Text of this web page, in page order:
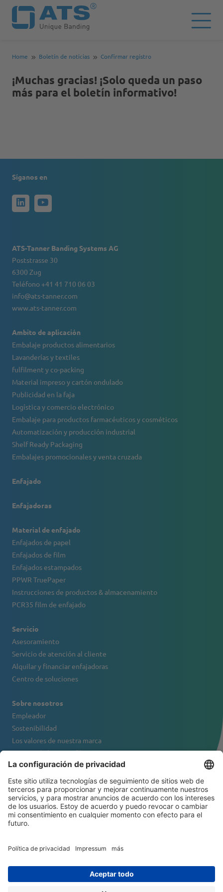
Home Boletín de noticias Confirmar registro
¡Muchas gracias! ¡Solo queda un paso
más para el boletín informativo!
Síganos en
ATS-Tanner Banding Systems AG
Poststrasse 30
6300 Zug
Teléfono +41 41 710 06 03
info@ats-tanner.com
www.ats-tanner.com
Ambito de aplicación
Embalaje productos alimentarios
Lavanderías y textiles
fulfilment y co-packing
Material impreso y cartón ondulado
Publicidad en la faja
Logística y comercio electrónico
Embalaje para productos farmacéuticos y cosméticos
Automatización y producción industrial
Shelf Ready Packaging
Embalajes promocionales y venta cruzada
Enfajado
Enfajadoras
Material de enfajado
Enfajados de papel
Enfajados de film
Enfajados estampados
PPWR TruePaper
Instrucciones de productos & almacenamiento
PCR35 film de enfajado
Servicio
Asesoramiento
Servicio de atención al cliente
Alquilar y financiar enfajadoras
Centro de soluciones
Sobre nosotros
Empleador
Sostenibilidad
Los valores de nuestra marca
Retrato de la compañía
Contacto
BOLETÍN DE NOTICIAS
Política de privacidad
General Terms and Conditions